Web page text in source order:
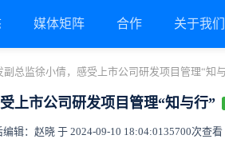
媒体矩阵 合作 关于我们
总监徐小倩，感受上市公司研发项目管理“知
上市公司研发项目管理“知与行”
编辑：赵晓 于 2024-09-10 18:04:0135700次查看